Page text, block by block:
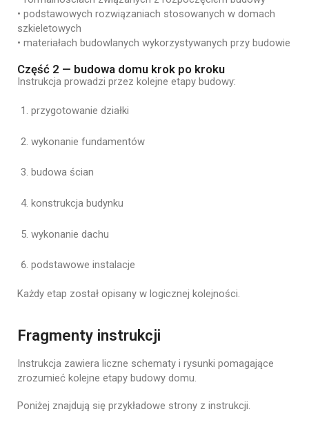
• podstawowych rozwiązaniach stosowanych w domach
szkieletowych
• materiałach budowlanych wykorzystywanych przy budowie
Część 2 — budowa domu krok po kroku
Instrukcja prowadzi przez kolejne etapy budowy:
przygotowanie działki
wykonanie fundamentów
budowa ścian
konstrukcja budynku
wykonanie dachu
podstawowe instalacje
Każdy etap został opisany w logicznej kolejności.
Fragmenty instrukcji
Instrukcja zawiera liczne schematy i rysunki pomagające
zrozumieć kolejne etapy budowy domu.
Poniżej znajdują się przykładowe strony z instrukcji.